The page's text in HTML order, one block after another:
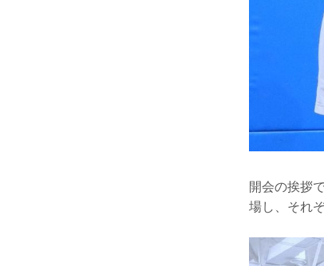
開会の挨拶
場し、それ